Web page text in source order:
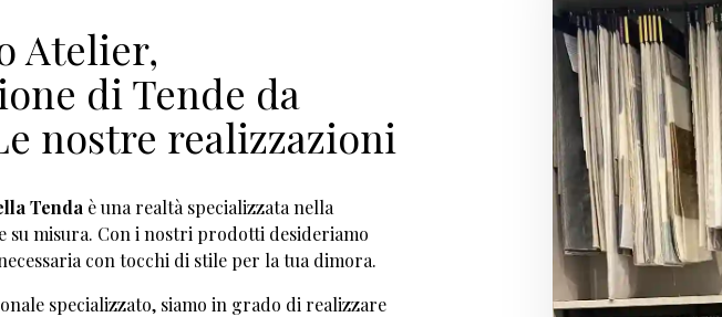
Atelier,
di Tende da
nostre realizzazioni
Tenda è una realtà specializzata nella
su misura. Con i nostri prodotti desideriamo
con tocchi di stile per la tua dimora.
specializzato, siamo in grado di realizzare